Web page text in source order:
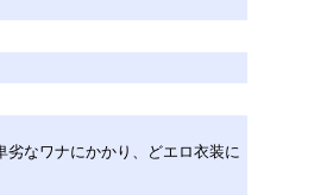
劣なワナにかかり、どエロ衣装に